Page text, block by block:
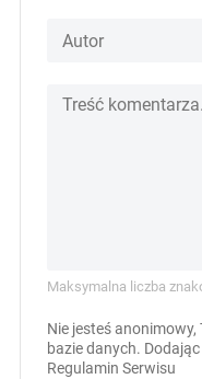
Maksymalna liczba
Nie jesteś
bazie danych.
Regulamin Serwisu